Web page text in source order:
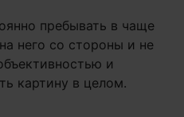
пребывать в чаще
него со стороны и не
и
картину в целом.